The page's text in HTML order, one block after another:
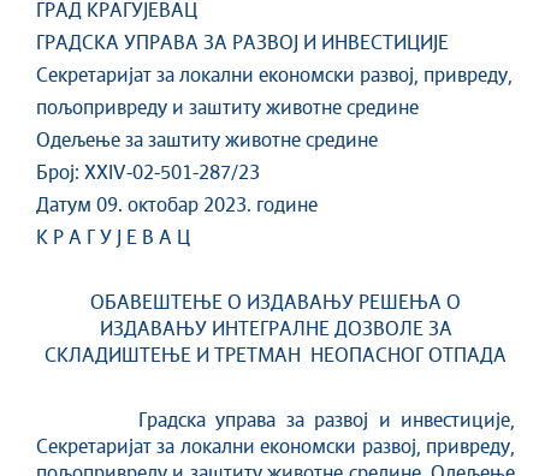
ГРАД КРАГУЈЕВАЦ
ГРАДСКА УПРАВА ЗА РАЗВОЈ И ИНВЕСТИЦИЈЕ
Секретаријат за локални економски развој, привреду,
пољопривреду и заштиту животне средине
Одељење за заштиту животне средине
Број: XXIV-02-501-287/23
Датум 09. октобар 2023. године
К Р А Г У Ј Е В А Ц
ОБАВЕШТЕЊЕ О ИЗДАВАЊУ РЕШЕЊА О
ИЗДАВАЊУ ИНТЕГРАЛНЕ ДОЗВОЛЕ ЗА
СКЛАДИШТЕЊЕ И ТРЕТМАН НЕОПАСНОГ ОТПАДА
Градска управа за развој и инвестиције,
Секретаријат за локални економски развој, привреду,